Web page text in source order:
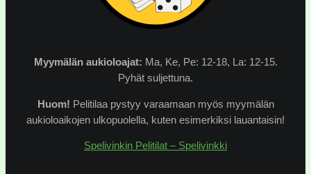
Myymälän aukioloajat: Ma, Ke, Pe: 12-18, La: 12-15.
Pyhät suljettuna.
Huom! Pelitilaa pystyy varaamaan myös myymälän
aukioloaikojen ulkopuolella, kuten esimerkiksi lauantaisin!
Spelivinkin Pelitilat – Spelivinkki